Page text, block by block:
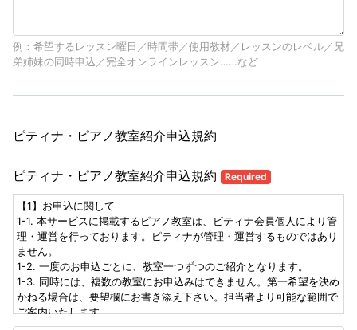
例：希望するレッスン曜日／時間帯／使用教材／レッスンのレベル／兄
弟姉妹の同時申込／完全オンラインレッスン……など
ピティナ・ピアノ教室紹介申込規約
ピティナ・ピアノ教室紹介申込規約 Required
【1】お申込に関して
1-1. 本サービスに掲載するピアノ教室は、ピティナ会員個人により管
理・運営を行っております。ピティナが管理・運営するものではあり
ません。
1-2. 一度のお申込ごとに、教室一つずつのご紹介となります。
1-3. 同時には、複数の教室にお申込みはできません。第一希望を決め
かねる場合は、要望欄にお書き添え下さい。担当者より可能な範囲で
ご案内いたします。
1-4. 各教室、レッスンの空状況の変化により、お申込がお受けできな